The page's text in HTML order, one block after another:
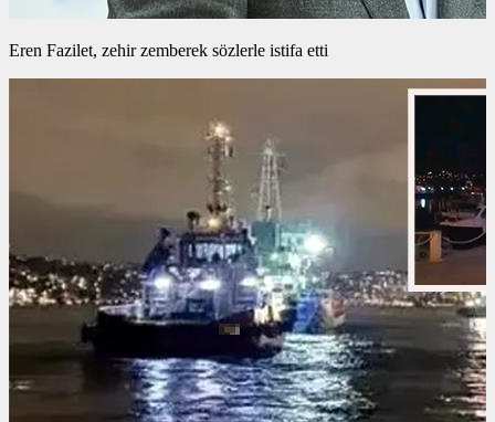
Eren Fazilet, zehir zemberek sözlerle istifa etti